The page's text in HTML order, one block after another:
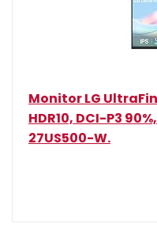
Monitor LG
HDR10, DCI-P3
27US500-W.